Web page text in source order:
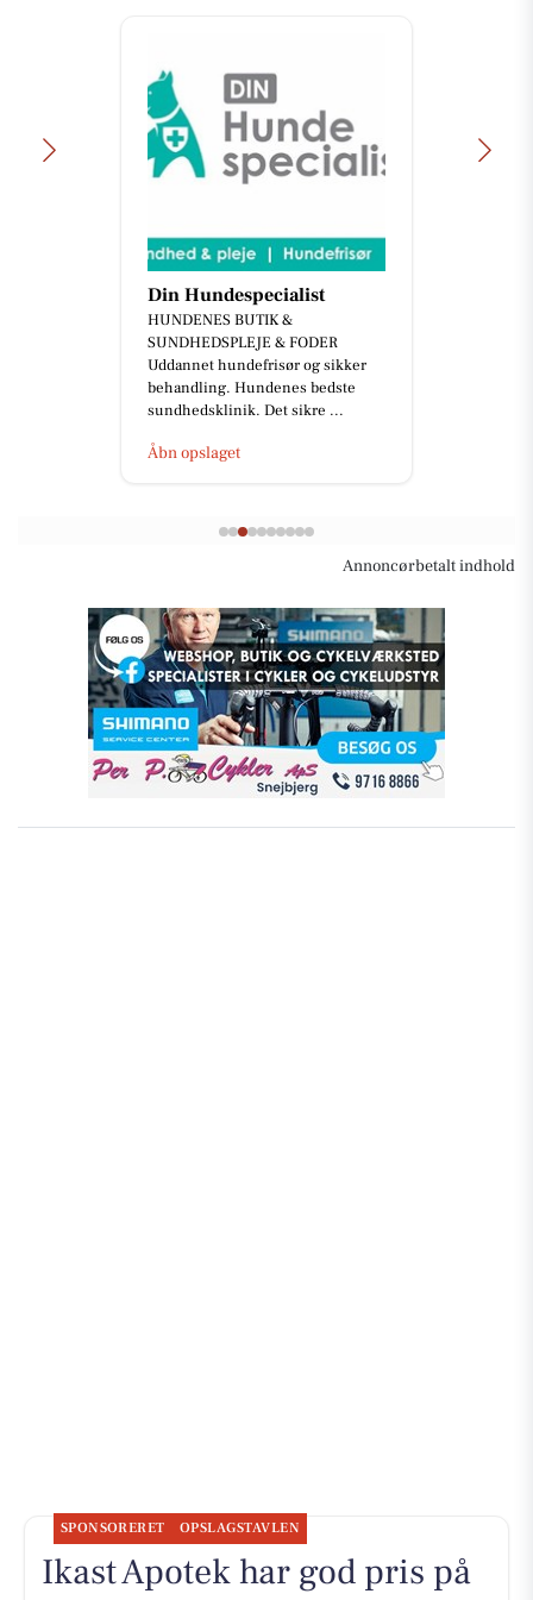
Din Hundespecialist
HUNDENES BUTIK &
SUNDHEDSPLEJE & FODER
Uddannet hundefrisør og sikker
behandling. Hundenes bedste
sundhedsklinik. Det sikre ...
Åbn opslaget
Annoncørbetalt indhold
SPONSORERET OPSLAGSTAVLEN
Ikast Apotek har god pris på